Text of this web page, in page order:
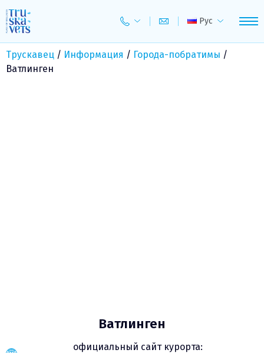
to
content
Рус
Трускавец / Информация / Города-побратимы /
Ватлинген
Ватлинген
официальный сайт курорта: